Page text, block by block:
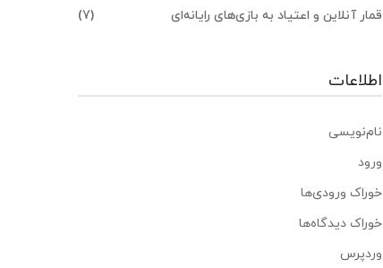
قمار آنلاین و اعتیاد به بازی‌های رایانه‌ای
(7)
اطلاعات
نام‌نویسی
ورود
خوراک ورودی‌ها
خوراک دیدگاه‌ها
وردپرس